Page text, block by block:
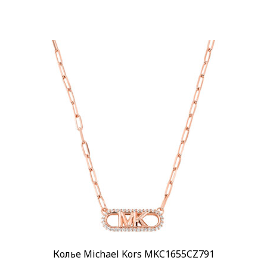
Колье Michael Kors MKC1655CZ791